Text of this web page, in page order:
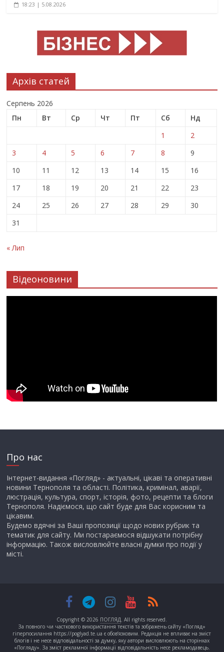
18:23 | 5.08.2026
Архів статей
Серпень 2026
Пн
Вт Ср Чт Пт Сб
Нд
1
2
3
4 5 6 7 8
9
10
11 12 13 14 15
16
17
18 19 20 21 22
23
24
25 26 27 28 29
30
31
« Лип
Відеоновини
Про нас
Інтернет-видання «Погляд» - актуальні, цікаві та оперативні
новини Тернополя та області. Політика, кримінал, аварії,
люстрація, культура, спорт, історія, фото, рецепти та блоги
Тернополя. Надіємося, що сайт буде для Вас корисним та
цікавим.
Будемо вдячні за Ваші пропозиції щодо нових рубрик та
тематик для сайту. Ми постараємося відшукати потрібну
інформацію. Також висловлюйте власні думки про події у
місті.
Copyright © 2026 ПОГЛЯД . All rights reserved.
За повного чи часткового використання текстів та зображень сайту «Погляд»
гіперпосилання https://poglyad.te.ua є обов’язковим. Редакція не впливає на зміст
блогів і не несе відповідальності за думку, яку автори висловлюють на сторінках
«Погляду». За зміст рекламної інформації відповідальність несе рекламодавець.